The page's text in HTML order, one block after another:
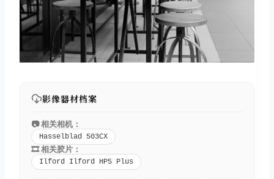
影像器材档案
📷 相关相机：
Hasselblad 503CX
🎞️ 相关胶片：
Ilford Ilford HP5 Plus